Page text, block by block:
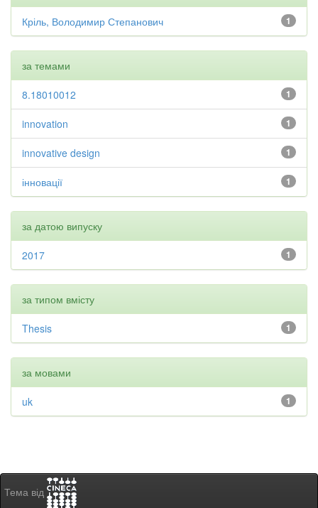
1
Кріль, Володимир Степанович
за темами
1
8.18010012
1
innovation
1
innovative design
1
інновації
за датою випуску
1
2017
за типом вмісту
1
Thesis
за мовами
1
uk
Тема від